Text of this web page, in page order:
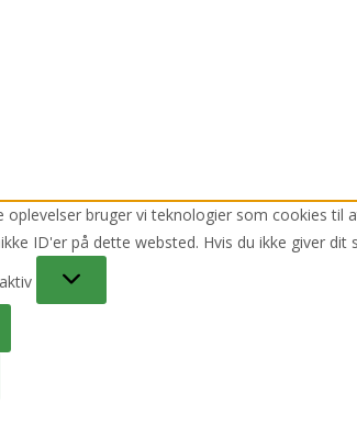
oplevelser bruger vi teknologier som cookies
ID'er på dette websted. Hvis du ikke giver